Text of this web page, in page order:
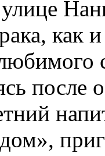
как
после